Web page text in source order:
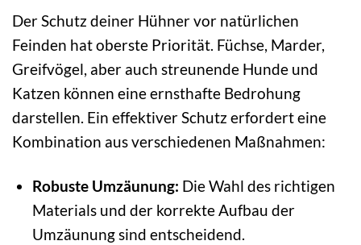
Der Schutz deiner Hühner vor natürlichen
Feinden hat oberste Priorität. Füchse, Marder,
Greifvögel, aber auch streunende Hunde und
Katzen können eine ernsthafte Bedrohung
darstellen. Ein effektiver Schutz erfordert eine
Kombination aus verschiedenen Maßnahmen:
Robuste Umzäunung: Die Wahl des richtigen
Materials und der korrekte Aufbau der
Umzäunung sind entscheidend.